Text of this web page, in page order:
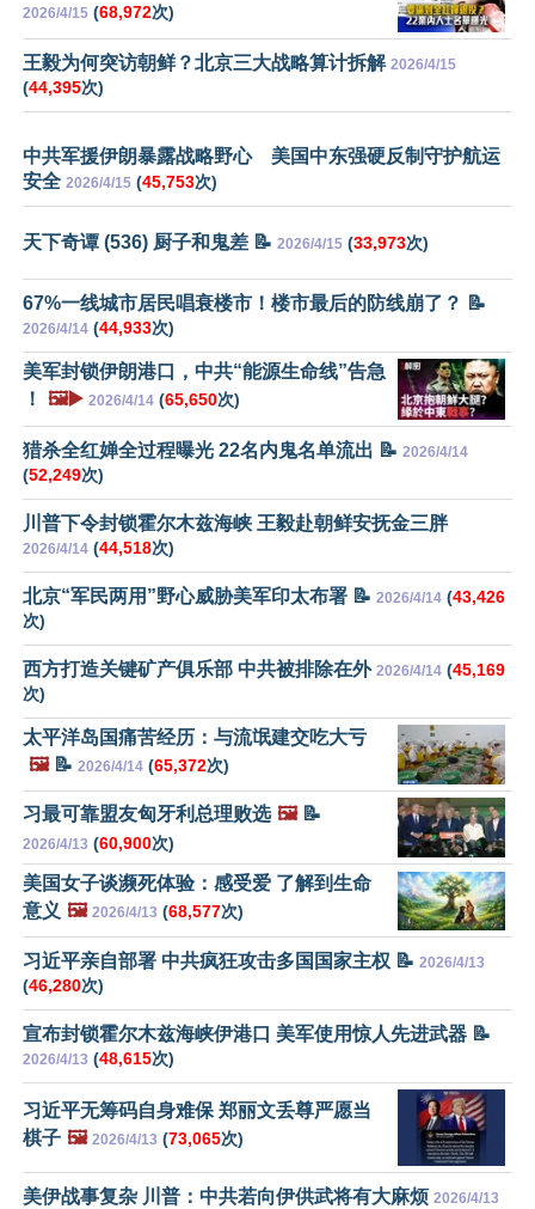
2026/4/15 (68,972次)
王毅为何突访朝鲜？北京三大战略算计拆解 2026/4/15
(44,395次)
中共军援伊朗暴露战略野心 美国中东强硬反制守护航运
安全 2026/4/15 (45,753次)
天下奇谭 (536) 厨子和鬼差 📝 2026/4/15 (33,973次)
67%一线城市居民唱衰楼市！楼市最后的防线崩了？ 📝
2026/4/14 (44,933次)
美军封锁伊朗港口，中共“能源生命线”告急
！
🖼️▶️ 2026/4/14 (65,650次)
猎杀全红婵全过程曝光 22名内鬼名单流出 📝 2026/4/14
(52,249次)
川普下令封锁霍尔木兹海峡 王毅赴朝鲜安抚金三胖
2026/4/14 (44,518次)
北京“军民两用”野心威胁美军印太布署 📝 2026/4/14 (43,426
次)
西方打造关键矿产俱乐部 中共被排除在外 2026/4/14 (45,169
次)
太平洋岛国痛苦经历：与流氓建交吃大亏
🖼️📝 2026/4/14 (65,372次)
习最可靠盟友匈牙利总理败选 🖼️📝
2026/4/13 (60,900次)
美国女子谈濒死体验：感受爱 了解到生命
意义 🖼️ 2026/4/13 (68,577次)
习近平亲自部署 中共疯狂攻击多国国家主权 📝 2026/4/13
(46,280次)
宣布封锁霍尔木兹海峡伊港口 美军使用惊人先进武器 📝
2026/4/13 (48,615次)
习近平无筹码自身难保 郑丽文丢尊严愿当
棋子 🖼️ 2026/4/13 (73,065次)
美伊战事复杂 川普：中共若向伊供武将有大麻烦 2026/4/13